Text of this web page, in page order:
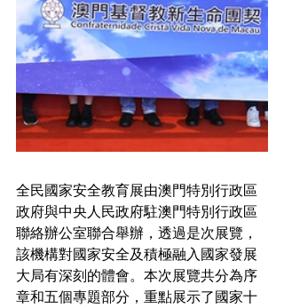
全民國家安全教育展由澳門特別行政區
政府與中央人民政府駐澳門特別行政區
聯絡辦公室聯合舉辦，透過是次展覽，
該機構對國家安全及積極融入國家發展
大局有深刻的體會。本次展覽共分為序
章和五個專題部分，重點展示了國家十